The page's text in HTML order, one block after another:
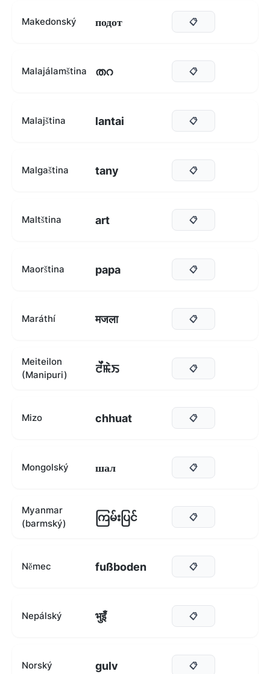
Makedonský подот 📋
Malajálamština തറ 📋
Malajština lantai 📋
Malgaština tany 📋
Maltština art 📋
Maorština papa 📋
Maráthí मजला 📋
Meiteilon
(Manipuri)
ꯂꯩꯃꯥꯏ 📋
Mizo chhuat 📋
Mongolský шал 📋
Myanmar
(barmský)
ကြမ်းပြင် 📋
Němec fußboden 📋
Nepálský भुइँ 📋
Norský gulv 📋